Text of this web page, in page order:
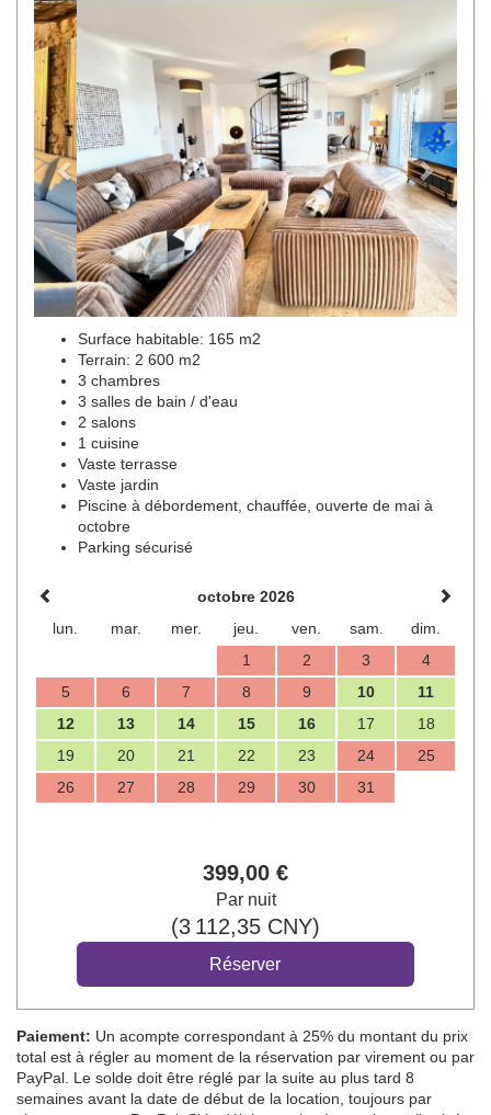
Previous
Surface habitable: 165 m2
Terrain: 2 600 m2
3 chambres
3 salles de bain / d'eau
2 salons
1 cuisine
Vaste terrasse
Vaste jardin
Piscine à débordement, chauffée, ouverte de mai à
octobre
Parking sécurisé
octobre 2026
lun.
mar. mer. jeu. ven. sam.
dim.
1
2 3
4
5
6 7 8 9 10
11
12
13 14 15 16 17
18
19
20 21 22 23 24
25
26
27 28 29 30 31
399,00 €
Par nuit
(3 112,35 CNY)
Paiement: Un acompte correspondant à 25% du montant du prix
total est à régler au moment de la réservation par virement ou par
PayPal. Le solde doit être réglé par la suite au plus tard 8
semaines avant la date de début de la location, toujours par